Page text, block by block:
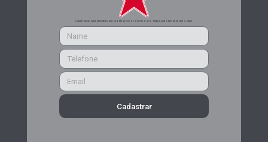
CADASTRE-SE PARA RECEBER MAIS INFORMAÇÕES DO PARTIDO DOS TRABALHADORES DE MINAS GERAIS
Cadastrar